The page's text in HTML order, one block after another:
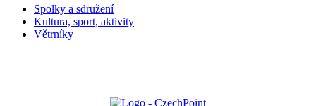
Spolky a sdružení
Kultura, sport, aktivity
Větrníky